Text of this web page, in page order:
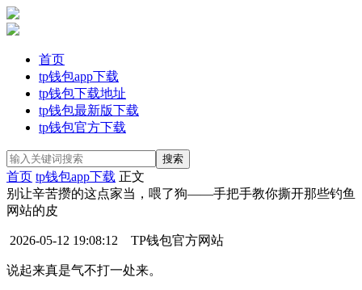
首页
tp钱包app下载
tp钱包下载地址
tp钱包最新版下载
tp钱包官方下载
首页 tp钱包app下载 正文
别让辛苦攒的这点家当，喂了狗——手把手教你撕开那些钓鱼
网站的皮
2026-05-12 19:08:12 TP钱包官方网站
说起来真是气不打一处来。